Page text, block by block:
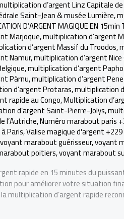
d’argent Linz Capitale de
Saint-Jean & musée Lumière,
D’ARGENT MAGIQUE EN
Marjoque,multiplication d’argent
d’argent Massif du Troodos,
Namur,multiplication d’argent Nice
,multiplication d’argent
Pärnu,multiplication d’argent
d’argent Protaras,multiplication
rapide au Congo,Multiplication
d’argent Saint-Pierre-Jolys,
l’Autriche,Numéro marabout paris
Paris,Valise magique d'argent
voyant marabout guérisseur,voyant
poitiers,voyant marabout
rapide en 15 minutes du
pour améliorer votre situation
multiplication d’argent rapide